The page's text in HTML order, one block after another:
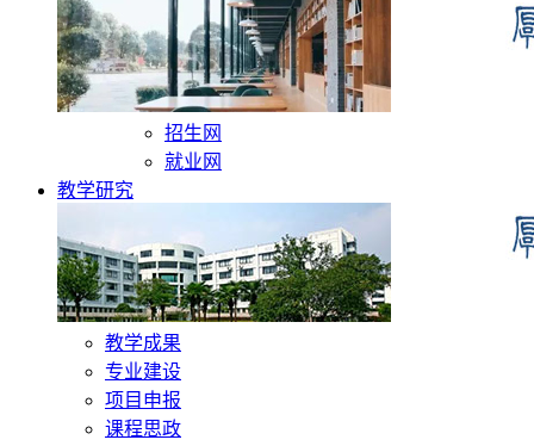
招生网
就业网
教学研究
教学成果
专业建设
项目申报
课程思政